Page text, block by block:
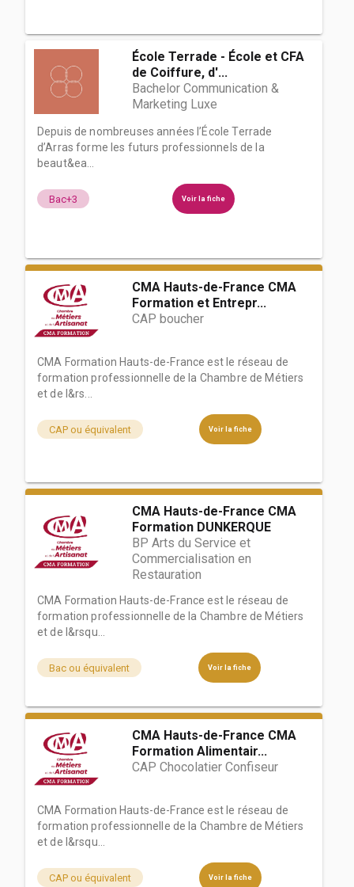
École Terrade - École et CFA
de Coiffure, d'...
Bachelor Communication &
Marketing Luxe
Depuis de nombreuses années l’École Terrade
d’Arras forme les futurs professionnels de la
beaut&ea...
Bac+3 Voir la fiche
CMA Hauts-de-France CMA
Formation et Entrepr...
CAP boucher
CMA Formation Hauts-de-France est le réseau de
formation professionnelle de la Chambre de Métiers
et de l&rs...
CAP ou équivalent Voir la fiche
CMA Hauts-de-France CMA
Formation DUNKERQUE
BP Arts du Service et
Commercialisation en
Restauration
CMA Formation Hauts-de-France est le réseau de
formation professionnelle de la Chambre de Métiers
et de l&rsqu...
Bac ou équivalent Voir la fiche
CMA Hauts-de-France CMA
Formation Alimentair...
CAP Chocolatier Confiseur
CMA Formation Hauts-de-France est le réseau de
formation professionnelle de la Chambre de Métiers
et de l&rsqu...
CAP ou équivalent Voir la fiche